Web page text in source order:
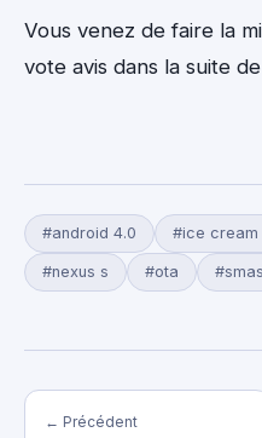
Vous venez de faire la
vote avis dans la suite
#android 4.0 #ice cream
#nexus s #ota
← Précédent